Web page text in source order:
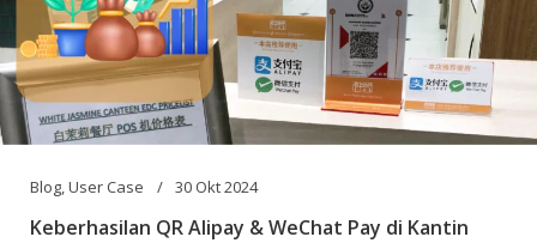
Blog,User Case 30 Okt 2024
Keberhasilan QR Alipay & WeChat Pay di Kantin